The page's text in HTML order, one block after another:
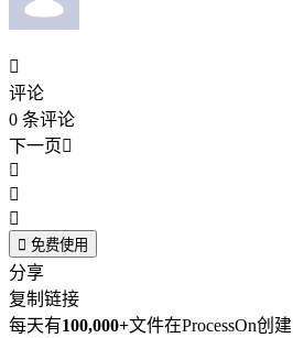

评论
0 条评论
下一页



 免费使用
分享
复制链接
每天有100,000+文件在ProcessOn创建